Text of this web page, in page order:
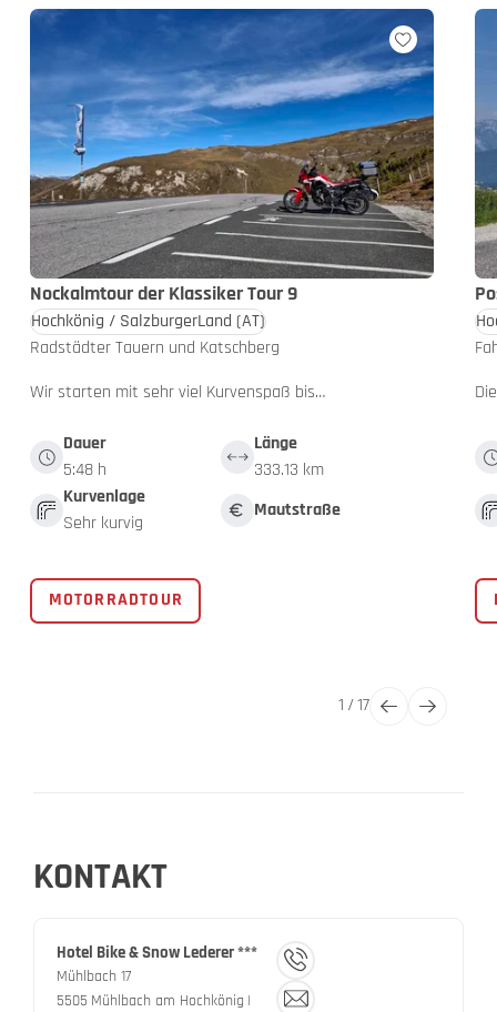
Nockalmtour der Klassiker Tour 9
Hochkönig / SalzburgerLand (AT)
Radstädter Tauern und Katschberg
Wir starten mit sehr viel Kurvenspaß bis…
Dauer
5:48 h
Länge
333.13 km
Kurvenlage
Sehr kurvig
Mautstraße
MOTORRADTOUR
1 /17
KONTAKT
Hotel Bike & Snow Lederer ***
Mühlbach 17
5505 Mühlbach am Hochkönig |